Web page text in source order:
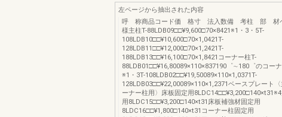
左ページから抽出された内容
呼 称商品コード価 格寸 法入数備 考柱 部 材
様主柱T-88LDB09□□¥9,600□70×8421※1・3・5T-
108LDB10□□¥10,600□70×1,0421T-
128LDB11□□¥12,000□70×1,2421T-
188LDB13□□¥16,100□70×1,8421コーナー柱T-
88LDB01□□¥16,80089×110×837190゜∼180゜のコー
※1・3T-108LDB02□□¥19,50089×110×1,0371T-
128LDB03□□¥22,00089×110×1,2371ベースプレート〈
ーナー柱用〉床板固定用
用8LDC15□□¥3,200□140×t31床板補強材固定用
8LDC16□□¥1,800□140×t31コーナー柱固定用